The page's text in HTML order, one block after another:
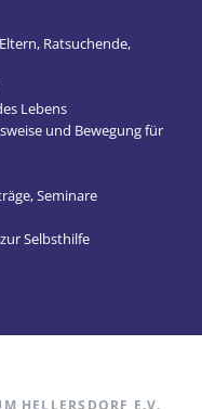
Ratsuchende,
Lebens
und Bewegung für
Seminare
Selbsthilfe